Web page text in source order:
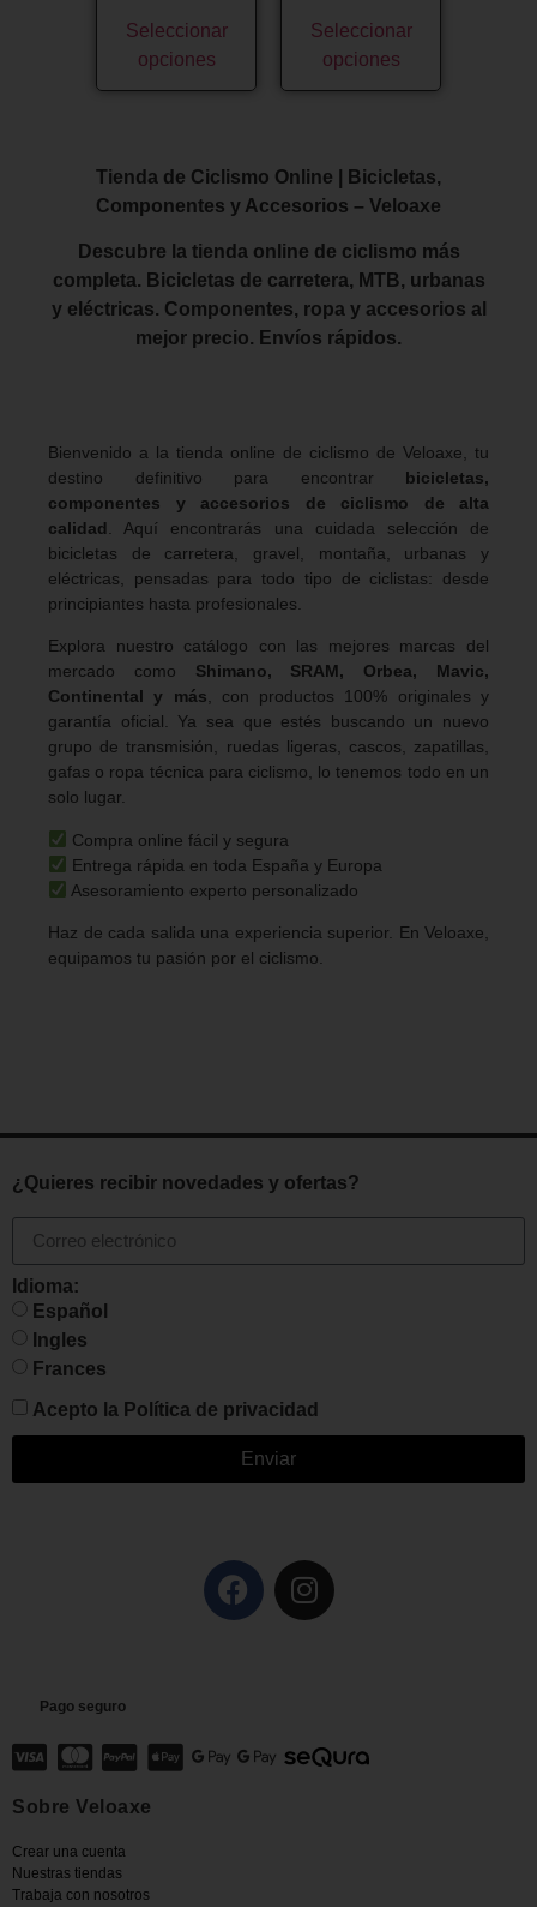
Seleccionar
opciones
Seleccionar
opciones
Tienda de Ciclismo Online | Bicicletas,
Componentes y Accesorios – Veloaxe
Descubre la tienda online de ciclismo más
completa. Bicicletas de carretera, MTB, urbanas
y eléctricas. Componentes, ropa y accesorios al
mejor precio. Envíos rápidos.
Bienvenido a la tienda online de ciclismo de Veloaxe, tu
destino definitivo para encontrar bicicletas,
componentes y accesorios de ciclismo de alta
calidad . Aquí encontrarás una cuidada selección de
bicicletas de carretera, gravel, montaña, urbanas y
eléctricas, pensadas para todo tipo de ciclistas: desde
principiantes hasta profesionales.
Explora nuestro catálogo con las mejores marcas del
mercado como Shimano, SRAM, Orbea, Mavic,
Continental y más, con productos 100% originales y
garantía oficial. Ya sea que estés buscando un nuevo
grupo de transmisión, ruedas ligeras, cascos, zapatillas,
gafas o ropa técnica para ciclismo, lo tenemos todo en un
solo lugar.
Compra online fácil y segura
Entrega rápida en toda España y Europa
Asesoramiento experto personalizado
Haz de cada salida una experiencia superior. En Veloaxe,
equipamos tu pasión por el ciclismo.
¿Quieres recibir novedades y ofertas?
Idioma:
Español
Ingles
Frances
Acepto la Política de privacidad
Enviar
Pago seguro
Sobre Veloaxe
Crear una cuenta
Nuestras tiendas
Trabaja con nosotros